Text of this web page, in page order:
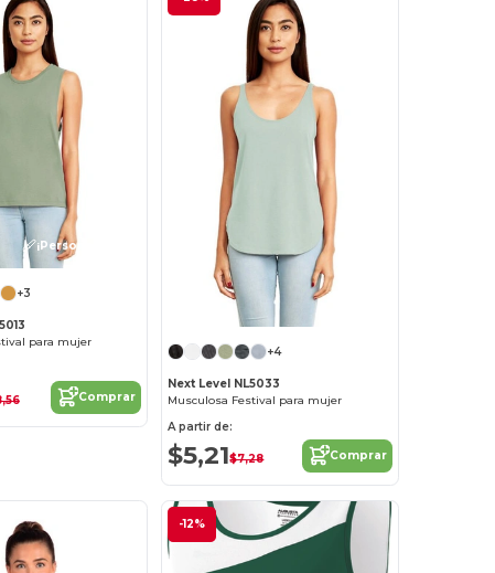
¡Personalízalo!
+3
para mujer
Comprar
+4
Next Level NL5033
Musculosa Festival para mujer
A partir de:
$5,21$7,28 Comprar
-12%